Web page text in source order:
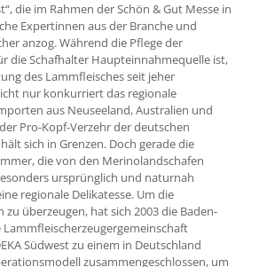
die im Rahmen der Schön & Gut Messe in
Expertinnen aus der Branche und
anzog. Während die Pflege der
die Schafhalter Haupteinnahmequelle ist,
des Lammfleisches seit jeher
nur konkurriert das regionale
aus Neuseeland, Australien und
Pro-Kopf-Verzehr der deutschen
sich in Grenzen. Doch gerade die
die von den Merinolandschafen
ursprünglich und naturnah
regionale Delikatesse. Um die
überzeugen, hat sich 2003 die Baden-
Südwest zu einem in Deutschland
zusammengeschlossen, um